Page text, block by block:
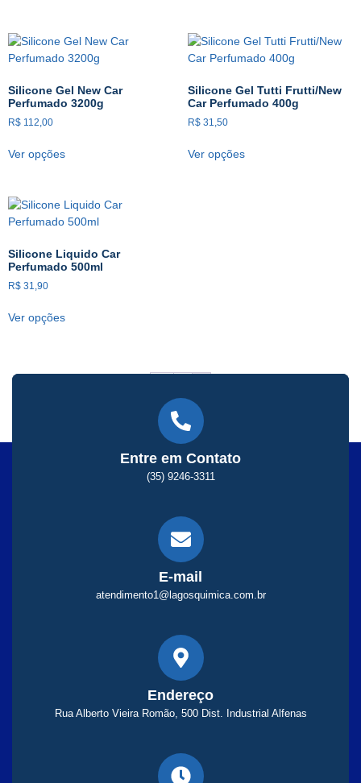
Silicone Gel New Car
Perfumado 3200g
R$ 112,00
Ver opções
Silicone Gel Tutti Frutti/New
Car Perfumado 400g
R$31,50
Ver opções
Silicone Liquido Car
Perfumado 500ml
R$ 31,90
Ver opções
Entre em Contato
(35) 9246-3311
E-mail
atendimento1@lagosquimica.com.br
Endereço
Rua Alberto Vieira Romão, 500 Dist. Industrial Alfenas